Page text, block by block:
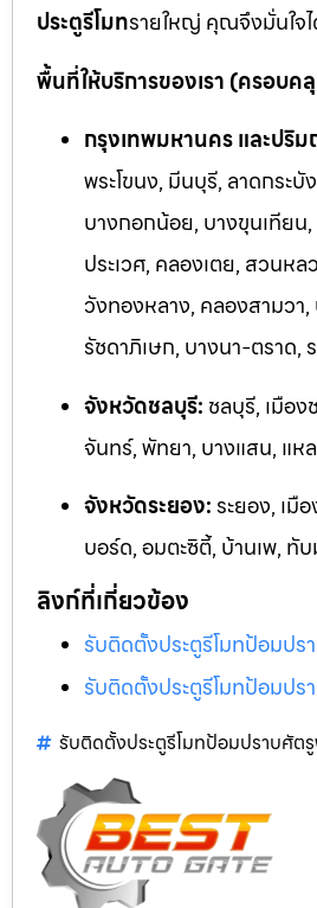
ประตูรีโมทรายใหญ่ คุณจึงมั่นใจไ
พื้นที่ให้บริการของเรา (ครอบ
กรุงเทพมหานคร และปริ
พระโขนง, มีนบุรี, ลาดกระ
บางกอกน้อย, บางขุนเทีย
ประเวศ, คลองเตย, สวนห
วังทองหลาง, คลองสามวา
รัชดาภิเษก, บางนา-ตราด,
จังหวัดชลบุรี: ชลบุรี, เมือ
จันทร์, พัทยา, บางแสน, แ
จังหวัดระยอง:ระยอง, เมื
บอร์ด,อมตะซิตี้, บ้านเพ, ทับ
ลิงก์ที่เกี่ยวข้อง
รับติดตั้งประตูรีโมทป้อมปร
รับติดตั้งประตูรีโมทป้อมปร
รับติดตั้งประตูรีโมทป้อมปราบศัต